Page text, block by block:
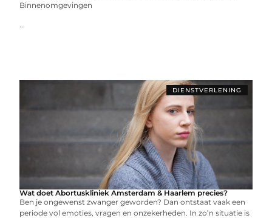
Binnenomgevingen
...
DIENSTVERLENING
Wat doet Abortuskliniek Amsterdam & Haarlem precies?
Ben je ongewenst zwanger geworden? Dan ontstaat vaak een
periode vol emoties, vragen en onzekerheden. In zo’n situatie is